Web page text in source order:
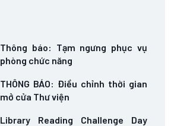
Thông báo: Tạm ngưng phục vụ
phòng chức năng
THÔNG BÁO: Điều chỉnh thời gian
mở cửa Thư viện
Library Reading Challenge Day